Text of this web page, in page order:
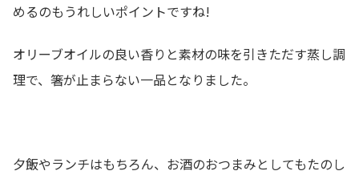
めるのもうれしいポイントですね!
オリーブオイルの良い香りと素材の味を引きただす蒸し調
理で、箸が止まらない一品となりました。
夕飯やランチはもちろん、お酒のおつまみとしてもたのし